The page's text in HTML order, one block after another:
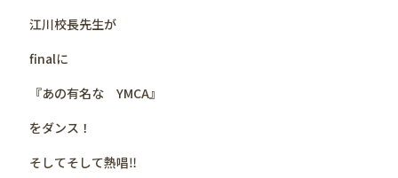
江川校長先生が
finalに
『あの有名な YMCA』
をダンス！
そしてそして熱唱‼️